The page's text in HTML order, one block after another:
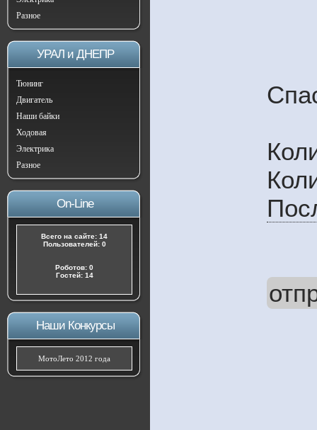
Разное
УРАЛ и ДНЕПР
Тюнинг
Двигатель
Наши байки
Ходовая
Электрика
Разное
On-Line
Всего на сайте: 14
Пользователей: 0
Роботов: 0
Гостей: 14
Наши Конкурсы
МотоЛето 2012 года